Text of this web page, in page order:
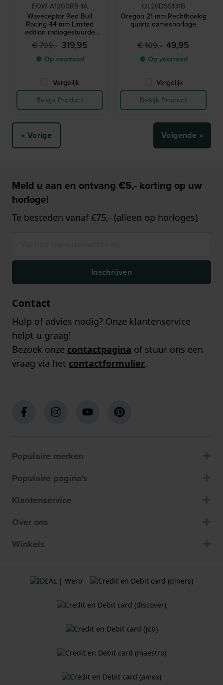
EQW-A1200RB-1A
Waveceptor Red Bull
Racing 44 mm Limited
edition radiogestuurde
quartz-chronograaf op
zonne-energie met kompas
en wereldtijd
€ 799,- 319,95
● Op voorraad
Vergelijk
Bekijk Product
OL26DSS131B
Oregon 21 mm Rechthoekig
quartz dameshorloge
€ 109,- 49,95
● Op voorraad
Vergelijk
Bekijk Product
« Vorige Volgende »
Meld u aan en ontvang €5,- korting op uw
horloge!
Te besteden vanaf €75,- (alleen op horloges)
Inschrijven
Contact
Hulp of advies nodig? Onze klantenservice
helpt u graag!
Bezoek onze contactpagina of stuur ons een
vraag via het contactformulier.
Populaire merken
Populaire pagina's
Klantenservice
Over ons
Winkels